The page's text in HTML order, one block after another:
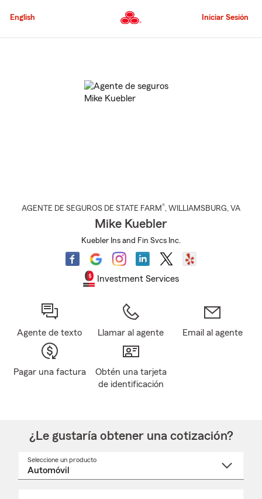
al
principal
English Iniciar Sesión
AGENTE DE SEGUROS DE STATE FARM®, WILLIAMSBURG, VA
Mike Kuebler
Kuebler Ins and Fin Svcs Inc.
Investment Services
Agente de texto Llamar al agente Email al agente
Pagar una factura
Obtén una tarjeta
de identificación
¿Le gustaría obtener una cotización?
Seleccione un producto